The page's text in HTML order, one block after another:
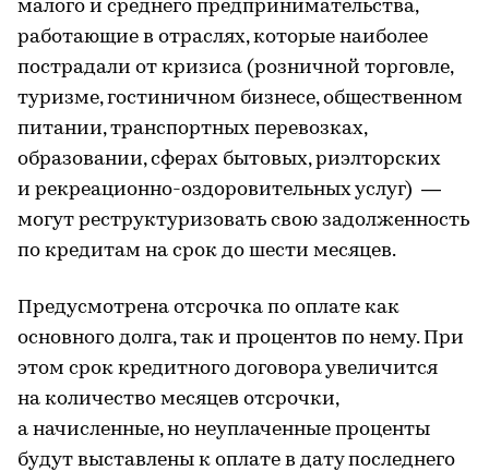
малого и среднего предпринимательства,
работающие в отраслях, которые наиболее
пострадали от кризиса (розничной торговле,
туризме, гостиничном бизнесе, общественном
питании, транспортных перевозках,
образовании, сферах бытовых, риэлторских
и рекреационно-оздоровительных услуг) —
могут реструктуризовать свою задолженность
по кредитам на срок до шести месяцев.
Предусмотрена отсрочка по оплате как
основного долга, так и процентов по нему. При
этом срок кредитного договора увеличится
на количество месяцев отсрочки,
а начисленные, но неуплаченные проценты
будут выставлены к оплате в дату последнего